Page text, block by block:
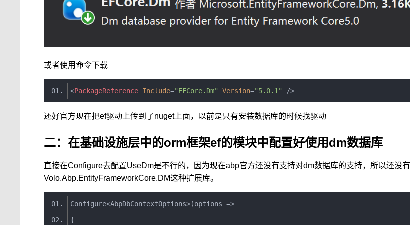
或者使用命令下载
<PackageReference Include="EFCore.Dm" Version="5.0.1" />
还好官方现在把ef驱动上传到了nuget上面，以前是只有安装数据库的时候找驱动
二：在基础设施层中的orm框架ef的模块中配置好使用dm数据库
直接在Configure去配置UseDm是不行的，因为现在abp官方还没有支持对dm数据库的支持，所以还没有
Volo.Abp.EntityFrameworkCore.DM这种扩展库。
Configure<AbpDbContextOptions>(options =>
{